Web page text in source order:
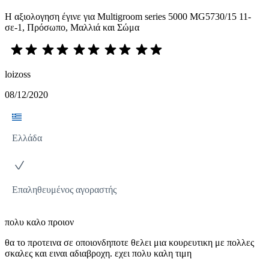
Η αξιολογηση έγινε για Multigroom series 5000 MG5730/15 11-
σε-1, Πρόσωπο, Μαλλιά και Σώμα
loizoss
08/12/2020
Ελλάδα
Επαληθευμένος αγοραστής
πολυ καλο προιον
θα το προτεινα σε οποιονδηποτε θελει μια κουρευτικη με πολλες
σκαλες και ειναι αδιαβροχη. εχει πολυ καλη τιμη